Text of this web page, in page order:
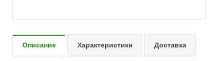
Описание Характеристики Доставка